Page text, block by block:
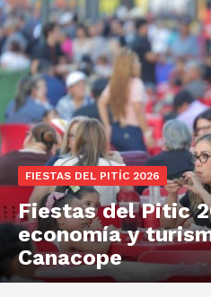
FIESTAS DEL PITÍC 2026
Fiestas del Pitic
economía y
Canacope